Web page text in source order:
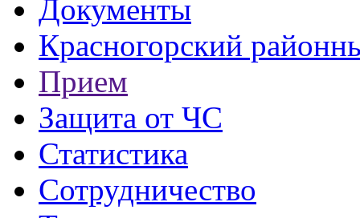
Документы
Красногорский
Прием
Защита от ЧС
Статистика
Сотрудничество